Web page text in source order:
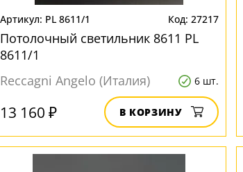
PL 8611/1 27217
Потолочный светильник 8611 PL
8611/1
Reccagni Angelo (Италия)
6 шт.
13 160 ₽ В КОРЗИНУ